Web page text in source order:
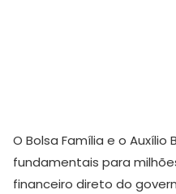
O Bolsa Família e o
fundamentais para
financeiro direto do